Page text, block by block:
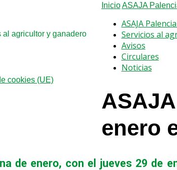
al agricultor y ganadero
cookies (UE)
Inicio ASAJA
ASAJA
Servicios al
Avisos
Circulares
Noticias
enero
de enero, con el jueves 29 de